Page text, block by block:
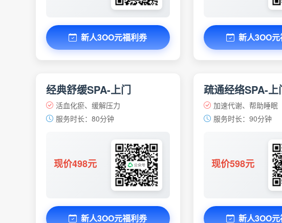
新人3OO元福利券 新人3OO
经典舒缓SPA-上门
活血化瘀、缓解压力
服务时长：80分钟
现价498元
新人3OO元福利券
疏通经络SPA-上
加速代谢、帮助睡眠
服务时长：90分钟
现价598元
新人3OO